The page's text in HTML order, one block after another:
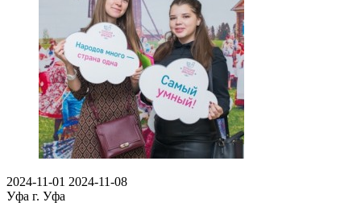
2024-11-01 2024-11-08
Уфа г. Уфа